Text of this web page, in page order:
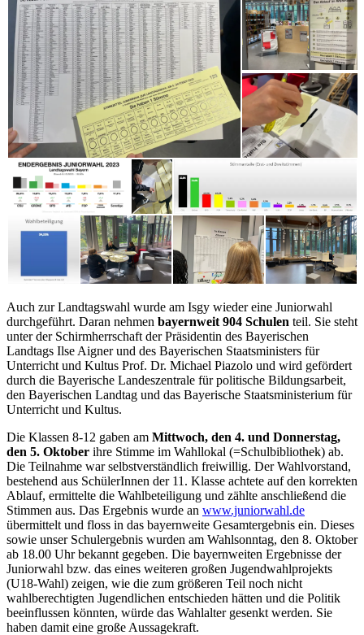
Auch zur Landtagswahl wurde am Isgy wieder eine Juniorwahl
durchgeführt. Daran nehmen bayernweit 904 Schulen teil. Sie steht
unter der Schirmherrschaft der Präsidentin des Bayerischen
Landtags Ilse Aigner und des Bayerischen Staatsministers für
Unterricht und Kultus Prof. Dr. Michael Piazolo und wird gefördert
durch die Bayerische Landeszentrale für politische Bildungsarbeit,
den Bayerischen Landtag und das Bayerische Staatsministerium für
Unterricht und Kultus.
Die Klassen 8-12 gaben am Mittwoch, den 4. und Donnerstag,
den 5. Oktober ihre Stimme im Wahllokal (=Schulbibliothek) ab.
Die Teilnahme war selbstverständlich freiwillig. Der Wahlvorstand,
bestehend aus SchülerInnen der 11. Klasse achtete auf den korrekten
Ablauf, ermittelte die Wahlbeteiligung und zählte anschließend die
Stimmen aus. Das Ergebnis wurde an www.juniorwahl.de
übermittelt und floss in das bayernweite Gesamtergebnis ein. Dieses
sowie unser Schulergebnis wurden am Wahlsonntag, den 8. Oktober
ab 18.00 Uhr bekannt gegeben. Die bayernweiten Ergebnisse der
Juniorwahl bzw. das eines weiteren großen Jugendwahlprojekts
(U18-Wahl) zeigen, wie die zum größeren Teil noch nicht
wahlberechtigten Jugendlichen entschieden hätten und die Politik
beeinflussen könnten, würde das Wahlalter gesenkt werden. Sie
haben damit eine große Aussagekraft.